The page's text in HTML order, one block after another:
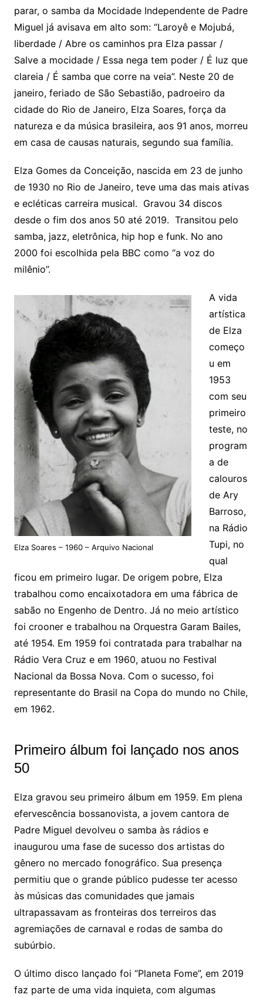
parar, o samba da Mocidade Independente de Padre
Miguel já avisava em alto som: “Laroyê e Mojubá,
liberdade / Abre os caminhos pra Elza passar /
Salve a mocidade / Essa nega tem poder / É luz que
clareia / É samba que corre na veia”. Neste 20 de
janeiro, feriado de São Sebastião, padroeiro da
cidade do Rio de Janeiro, Elza Soares, força da
natureza e da música brasileira, aos 91 anos, morreu
em casa de causas naturais, segundo sua família.
Elza Gomes da Conceição, nascida em 23 de junho
de 1930 no Rio de Janeiro, teve uma das mais ativas
e ecléticas carreira musical. Gravou 34 discos
desde o fim dos anos 50 até 2019. Transitou pelo
samba, jazz, eletrônica, hip hop e funk. No ano
2000 foi escolhida pela BBC como “a voz do
milênio”.
Elza Soares – 1960 – Arquivo Nacional
A vida
artística
de Elza
começo
u em
1953
com seu
primeiro
teste, no
program
a de
calouros
de Ary
Barroso,
na Rádio
Tupi, no
qual
ficou em primeiro lugar. De origem pobre, Elza
trabalhou como encaixotadora em uma fábrica de
sabão no Engenho de Dentro. Já no meio artístico
foi crooner e trabalhou na Orquestra Garam Bailes,
até 1954. Em 1959 foi contratada para trabalhar na
Rádio Vera Cruz e em 1960, atuou no Festival
Nacional da Bossa Nova. Com o sucesso, foi
representante do Brasil na Copa do mundo no Chile,
em 1962.
Primeiro álbum foi lançado nos anos
50
Elza gravou seu primeiro álbum em 1959. Em plena
efervescência bossanovista, a jovem cantora de
Padre Miguel devolveu o samba às rádios e
inaugurou uma fase de sucesso dos artistas do
gênero no mercado fonográfico. Sua presença
permitiu que o grande público pudesse ter acesso
às músicas das comunidades que jamais
ultrapassavam as fronteiras dos terreiros das
agremiações de carnaval e rodas de samba do
subúrbio.
O último disco lançado foi “Planeta Fome”, em 2019
faz parte de uma vida inquieta, com algumas